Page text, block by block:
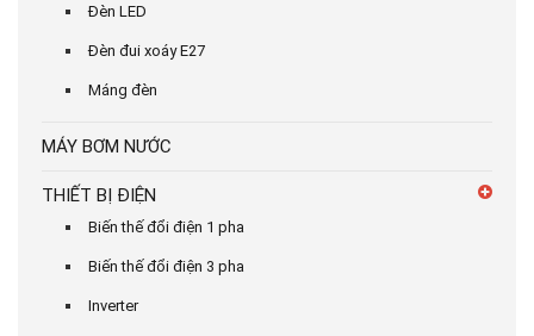
Đèn LED
Đèn đui xoáy E27
Máng đèn
MÁY BƠM NƯỚC
THIẾT BỊ ĐIỆN
Biến thế đổi điện 1 pha
Biến thế đổi điện 3 pha
Inverter